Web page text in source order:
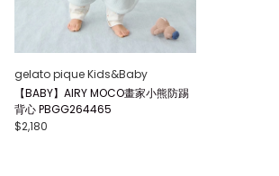
gelato pique Kids&Baby
【BABY】AIRY MOCO畫家小熊防踢
背心 PBGG264465
$2,180